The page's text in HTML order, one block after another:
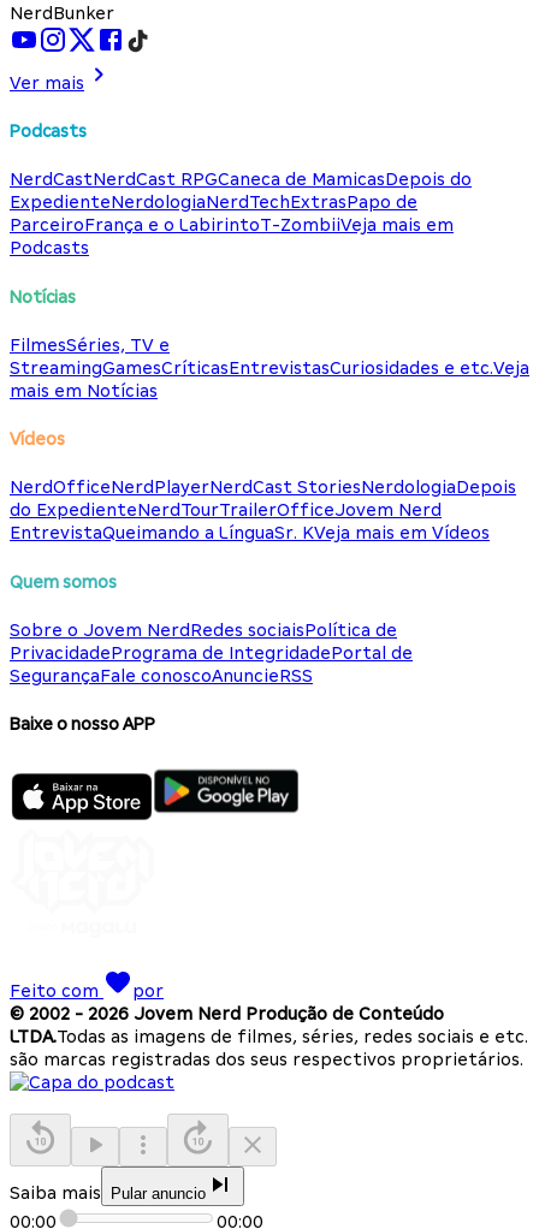
NerdBunker
Ver mais
Podcasts
NerdCastNerdCast RPGCaneca de MamicasDepois do
ExpedienteNerdologiaNerdTechExtrasPapo de
ParceiroFrança e o LabirintoT-ZombiiVeja mais em
Podcasts
Notícias
FilmesSéries, TV e
StreamingGamesCríticasEntrevistasCuriosidades e etc.Veja
mais em Notícias
Vídeos
NerdOfficeNerdPlayerNerdCast StoriesNerdologiaDepois
do ExpedienteNerdTourTrailerOfficeJovem Nerd
EntrevistaQueimando a LínguaSr. KVeja mais em Vídeos
Quem somos
Sobre o Jovem NerdRedes sociaisPolítica de
PrivacidadePrograma de IntegridadePortal de
SegurançaFale conoscoAnuncieRSS
Baixe o nosso APP
Feito com
por
© 2002 - 2026 Jovem Nerd Produção de Conteúdo
LTDA.Todas as imagens de filmes, séries, redes sociais e etc.
são marcas registradas dos seus respectivos proprietários.
Saiba mais Pular anuncio
00:00 00:00